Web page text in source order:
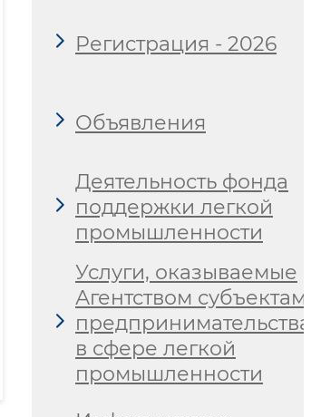
Регистрация - 2026
Объявления
Деятельность фонда
поддержки легкой
промышленности
Услуги, оказываемые
Агентством субъектам
предпринимательства
в сфере легкой
промышленности